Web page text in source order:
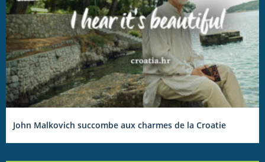
John Malkovich succombe aux charmes de la Croatie